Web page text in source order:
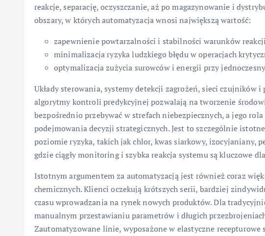
reakcje, separację, oczyszczanie, aż po magazynowanie i
obszary, w których automatyzacja wnosi największą wartość:
zapewnienie powtarzalności i stabilności warunków
minimalizacja ryzyka ludzkiego błędu w operacjach
optymalizacja zużycia surowców i energii przy
Układy sterowania, systemy detekcji zagrożeń, sieci czujników
algorytmy kontroli predykcyjnej pozwalają na tworzenie
bezpośrednio przebywać w strefach niebezpiecznych, a jego
podejmowania decyzji strategicznych. Jest to szczególnie
poziomie ryzyka, takich jak chlor, kwas siarkowy, izocyjaniany,
gdzie ciągły monitoring i szybka reakcja systemu są kluczowe
Istotnym argumentem za automatyzacją jest również coraz
chemicznych. Klienci oczekują krótszych serii, bardziej
czasu wprowadzania na rynek nowych produktów. Dla
manualnym przestawianiu parametrów i długich
Zautomatyzowane linie, wyposażone w elastyczne